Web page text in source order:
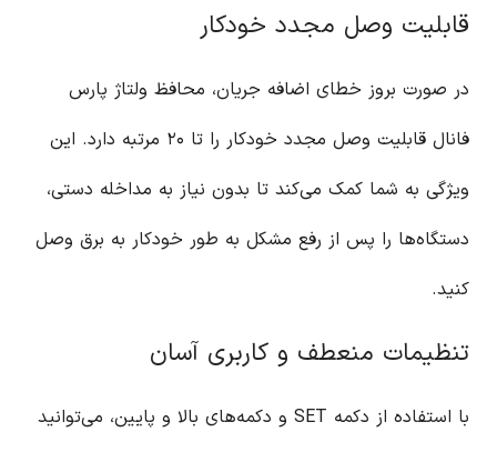
قابلیت وصل مجدد خودکار
در صورت بروز خطای اضافه جریان، محافظ ولتاژ پارس
فانال قابلیت وصل مجدد خودکار را تا ۲۰ مرتبه دارد. این
ویژگی به شما کمک می‌کند تا بدون نیاز به مداخله دستی،
دستگاه‌ها را پس از رفع مشکل به طور خودکار به برق وصل
کنید.
تنظیمات منعطف و کاربری آسان
با استفاده از دکمه SET و دکمه‌های بالا و پایین، می‌توانید